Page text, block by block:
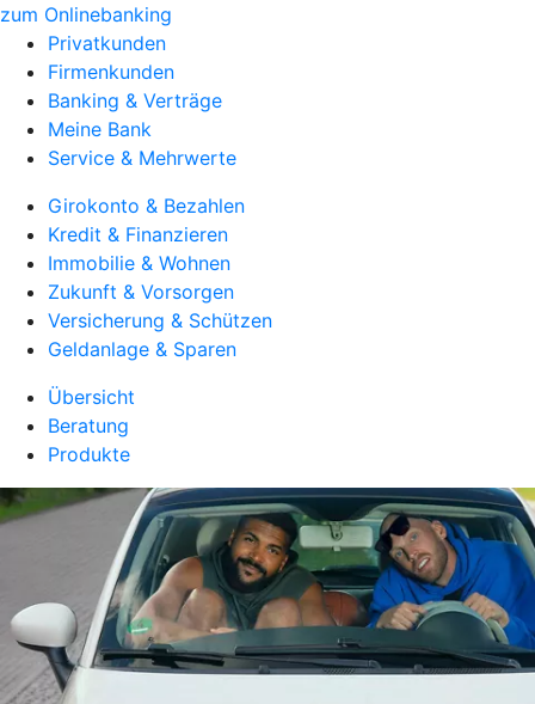
zum Onlinebanking
Privatkunden
Firmenkunden
Banking & Verträge
Meine Bank
Service & Mehrwerte
Girokonto & Bezahlen
Kredit & Finanzieren
Immobilie & Wohnen
Zukunft & Vorsorgen
Versicherung & Schützen
Geldanlage & Sparen
Übersicht
Beratung
Produkte